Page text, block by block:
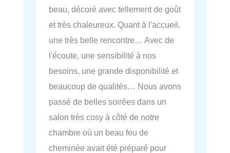
beau, décoré avec tellement de goût
et très chaleureux. Quant à l'accueil,
une très belle rencontre… Avec de
l'écoute, une sensibilité à nos
besoins, une grande disponibilité et
beaucoup de qualités… Nous avons
passé de belles soirées dans un
salon très cosy à côté de notre
chambre où un beau feu de
cheminée avait été préparé pour